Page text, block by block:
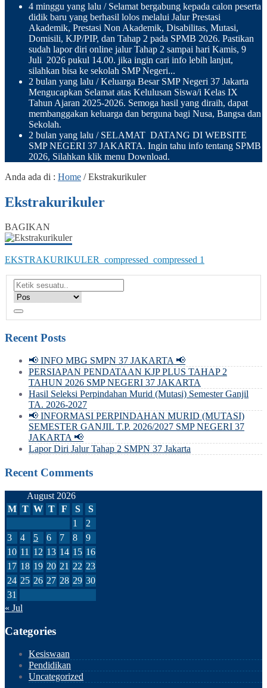
4 minggu yang lalu / Selamat bergabung kepada calon peserta
didik baru yang berhasil lolos melalui Jalur Prestasi
Akademik, Prestasi Non Akademik, Disabilitas, Mutasi,
Domisili, KJP/PIP, dan Tahap 2 pada SPMB 2026. Pastikan
sudah lapor diri online jalur Tahap 2 sampai hari Kamis, 9
Juli 2026 pukul 14.00. jika ingin cari info lebih lanjut,
silahkan bisa ke sekolah SMP Negeri...
2 bulan yang lalu / Keluarga Besar SMP Negeri 37 Jakarta
Mengucapkan Selamat atas Kelulusan Siswa/i Kelas IX
Tahun Ajaran 2025-2026. Semoga hasil yang diraih, dapat
membanggakan keluarga dan berguna bagi Nusa, Bangsa dan
Sekolah.
2 bulan yang lalu / SELAMAT DATANG DI WEBSITE
SMP NEGERI 37 JAKARTA. Ingin tahu info tentang SPMB
2026, Silahkan klik menu Download.
Anda ada di : Home /Ekstrakurikuler
Ekstrakurikuler
BAGIKAN
EKSTRAKURIKULER_compressed_compressed 1
Recent Posts
📢 INFO MBG SMPN 37 JAKARTA 📢
PERSIAPAN PENDATAAN KJP PLUS TAHAP 2
TAHUN 2026 SMP NEGERI 37 JAKARTA
Hasil Seleksi Perpindahan Murid (Mutasi) Semester Ganjil
TA. 2026-2027
📢 INFORMASI PERPINDAHAN MURID (MUTASI)
SEMESTER GANJIL T.P. 2026/2027 SMP NEGERI 37
JAKARTA 📢
Lapor Diri Jalur Tahap 2 SMPN 37 Jakarta
Recent Comments
August 2026
M T W T F S
S
1
2
3
4 5 6 7 8
9
10 11 12 13 14 15 16
17 18 19 20 21 22 23
24 25 26 27 28 29 30
31
« Jul
Categories
Kesiswaan
Pendidikan
Uncategorized